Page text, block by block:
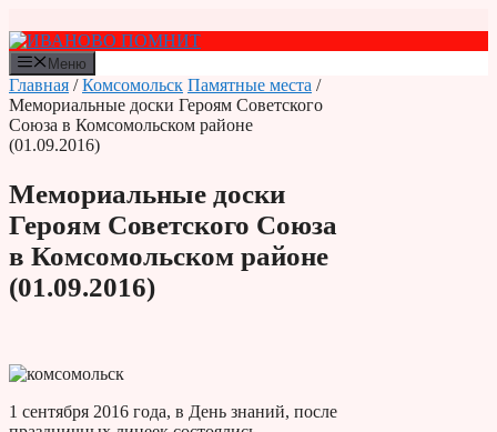
к
содержимому
Меню
Главная /Комсомольск Памятные места /
Мемориальные доски Героям Советского
Союза в Комсомольском районе
(01.09.2016)
Мемориальные доски
Героям Советского Союза
в Комсомольском районе
(01.09.2016)
1 сентября 2016 года, в День знаний, после